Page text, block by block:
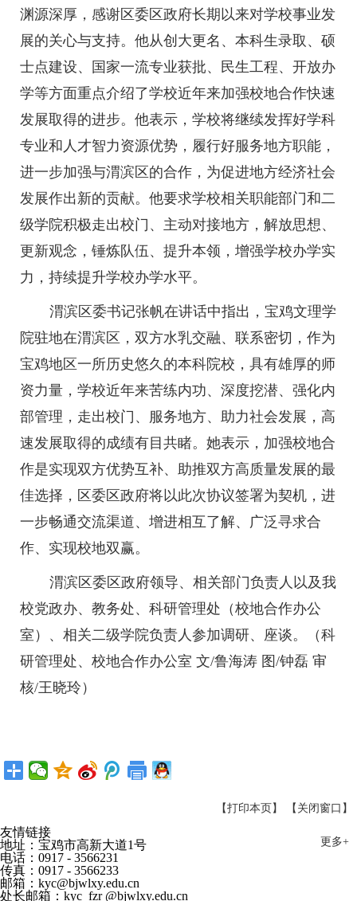
渊源深厚，感谢区委区政府长期以来对学校事业发
展的关心与支持。他从创大更名、本科生录取、硕
士点建设、国家一流专业获批、民生工程、开放办
学等方面重点介绍了学校近年来加强校地合作快速
发展取得的进步。他表示，学校将继续发挥好学科
专业和人才智力资源优势，履行好服务地方职能，
进一步加强与渭滨区的合作，为促进地方经济社会
发展作出新的贡献。他要求学校相关职能部门和二
级学院积极走出校门、主动对接地方，解放思想、
更新观念，锤炼队伍、提升本领，增强学校办学实
力，持续提升学校办学水平。
渭滨区委书记张帆在讲话中指出，宝鸡文理学
院驻地在渭滨区，双方水乳交融、联系密切，作为
宝鸡地区一所历史悠久的本科院校，具有雄厚的师
资力量，学校近年来苦练内功、深度挖潜、强化内
部管理，走出校门、服务地方、助力社会发展，高
速发展取得的成绩有目共睹。她表示，加强校地合
作是实现双方优势互补、助推双方高质量发展的最
佳选择，区委区政府将以此次协议签署为契机，进
一步畅通交流渠道、增进相互了解、广泛寻求合
作、实现校地双赢。
渭滨区委区政府领导、相关部门负责人以及我
校党政办、教务处、科研管理处（校地合作办公
室）、相关二级学院负责人参加调研、座谈。（科
研管理处、校地合作办公室 文/鲁海涛 图/钟磊 审
核/王晓玲）
【打印本页】 【关闭窗口】
友情链接
更多+
地址：宝鸡市高新大道1号
电话：0917 - 3566231
传真：0917 - 3566233
邮箱：kyc@bjwlxy.edu.cn
处长邮箱：kyc_fzr @bjwlxy.edu.cn